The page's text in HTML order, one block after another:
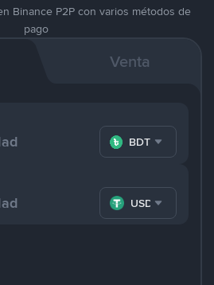
Binance P2P con varios métodos de
pago
Venta
BDT
USDT